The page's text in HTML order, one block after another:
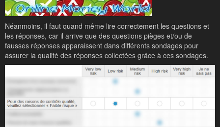
Néanmoins, il faut quand même lire correctement les questions et
les réponses, car il arrive que des questions pièges et/ou de
fausses réponses apparaissent dans différents sondages pour
assurer la qualité des réponses collectées grâce à ces sondages.